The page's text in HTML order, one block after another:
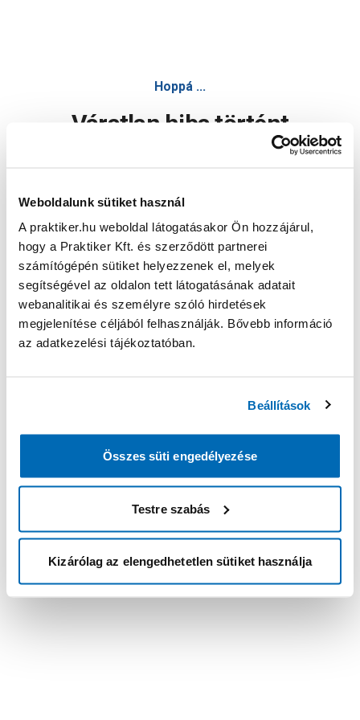
Weboldalunk sütiket használ
A praktiker.hu weboldal látogatásakor Ön hozzájárul,
hogy a Praktiker Kft. és szerződött partnerei
számítógépén sütiket helyezzenek el, melyek
segítségével az oldalon tett látogatásának adatait
webanalitikai és személyre szóló hirdetések
megjelenítése céljából felhasználják. Bővebb információ
az adatkezelési tájékoztatóban.
Beállítások
Összes süti engedélyezése
Testre szabás
Kizárólag az elengedhetetlen sütiket használja
Hoppá ...
Váratlan hiba történt
Oldal újratöltése